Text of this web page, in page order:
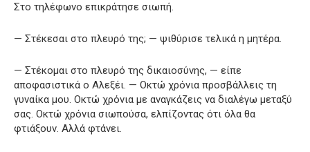
Στο τηλέφωνο επικράτησε σιωπή.
— Στέκεσαι στο πλευρό της; — ψιθύρισε τελικά η μητέρα.
— Στέκομαι στο πλευρό της δικαιοσύνης, — είπε
αποφασιστικά ο Αλεξέι. — Οκτώ χρόνια προσβάλλεις τη
γυναίκα μου. Οκτώ χρόνια με αναγκάζεις να διαλέγω μεταξύ
σας. Οκτώ χρόνια σιωπούσα, ελπίζοντας ότι όλα θα
φτιάξουν. Αλλά φτάνει.